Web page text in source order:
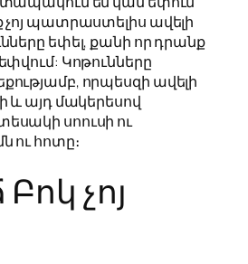
չոյ պատրաստելիս ավելի
եփել, քանի որ դրանք
Կոթունները
որպեսզի ավելի
և այդ մակերեսով
սոուսի ու
ու հոտը։
չոյ